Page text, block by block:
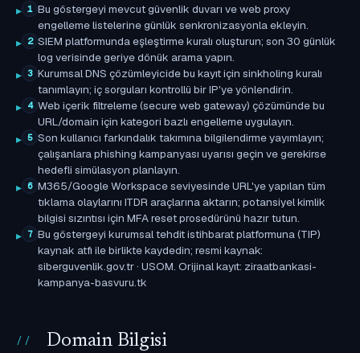
1 Bu göstergeyi mevcut güvenlik duvarı ve web proxy
engelleme listelerine günlük senkronizasyonla ekleyin.
2 SIEM platformunda eşleştirme kuralı oluşturun; son 30 günlük
log verisinde geriye dönük arama yapın.
3 Kurumsal DNS çözümleyicide bu kayıt için sinkholing kuralı
tanımlayın; iç sorguları kontrollü bir IP'ye yönlendirin.
4 Web içerik filtreleme (secure web gateway) çözümünde bu
URL/domain için kategori bazlı engelleme uygulayın.
5 Son kullanıcı farkındalık takımına bilgilendirme yayımlayın;
çalışanlara phishing kampanyası uyarısı geçin ve gerekirse
hedefli simülasyon planlayın.
6 M365/Google Workspace seviyesinde URL'ye yapılan tüm
tıklama olaylarını ITDR araçlarına aktarın; potansiyel kimlik
bilgisi sızıntısı için MFA reset prosedürünü hazır tutun.
7 Bu göstergeyi kurumsal tehdit istihbarat platformuna (TIP)
kaynak atfı ile birlikte kaydedin; resmi kaynak:
siberguvenlik.gov.tr · USOM. Orijinal kayıt: ziraatbankasi-
kampanya-basvuru.tk
Domain Bilgisi